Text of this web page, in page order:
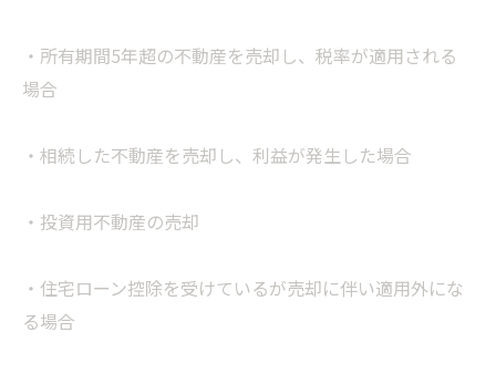
・所有期間5年超の不動産を売却し、税率が適用される
場合
・相続した不動産を売却し、利益が発生した場合
・投資用不動産の売却
・住宅ローン控除を受けているが売却に伴い適用外にな
る場合